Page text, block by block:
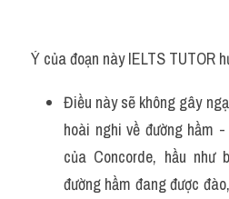
Ý của đoạn này IELTS TUTOR
Điều này sẽ không gây
hoài nghi về đường hầm
của Concorde, hầu
đường hầm đang được